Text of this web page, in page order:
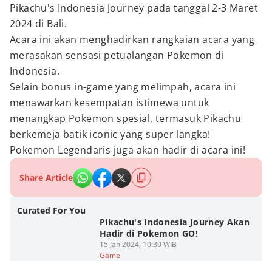
Pikachu's Indonesia Journey pada tanggal 2-3 Maret
2024 di Bali.
Acara ini akan menghadirkan rangkaian acara yang
merasakan sensasi petualangan Pokemon di
Indonesia.
Selain bonus in-game yang melimpah, acara ini
menawarkan kesempatan istimewa untuk
menangkap Pokemon spesial, termasuk Pikachu
berkemeja batik iconic yang super langka!
Pokemon Legendaris juga akan hadir di acara ini!
Share Article
Curated For You
Pikachu's Indonesia Journey Akan
Hadir di Pokemon GO!
15 Jan 2024, 10:30 WIB
Game